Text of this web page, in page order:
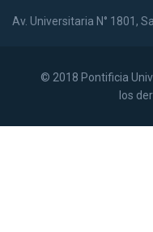
Av. Universitaria N° 1801,
© 2018 Pontificia
los